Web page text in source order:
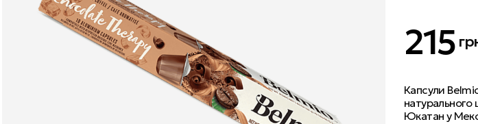
215
Капсули
Юкатан у